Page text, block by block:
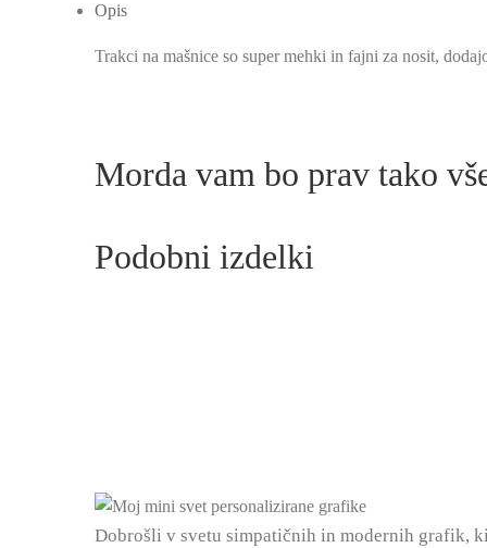
Opis
Trakci na mašnice so super mehki in fajni za nosit,
Morda vam bo prav tako
Podobni izdelki
Dobrošli v svetu simpatičnih in modernih grafik,